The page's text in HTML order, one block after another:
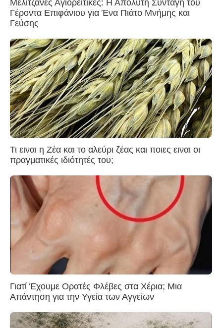
Μελιτζάνες Αγιορείτικες: Η Απόλυτη Συνταγή του
Γέροντα Επιφάνιου για Ένα Πιάτο Μνήμης και
Γεύσης
Τι ειναι η Ζέα και το αλεύρι ζέας και ποιες ειναι οι
πραγματικές ιδιότητές του;
Γιατί Έχουμε Ορατές Φλέβες στα Χέρια; Μια
Απάντηση για την Υγεία των Αγγείων